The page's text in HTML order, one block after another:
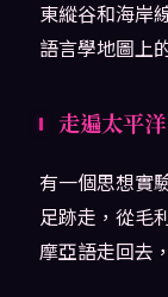
東縱谷和海岸
語言學地圖上
走遍太平
有一個思想實
足跡走，從毛
摩亞語走回去